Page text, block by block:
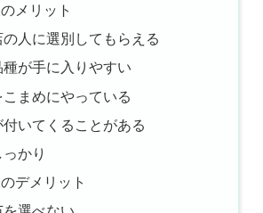
メリット
人に選別してもらえる
が手に入りやすい
まめにやっている
いてくることがある
かり
デメリット